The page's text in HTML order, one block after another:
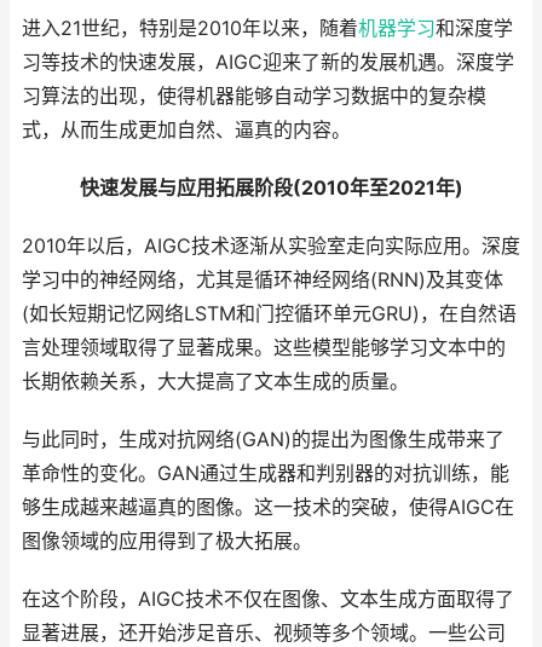
进入21世纪，特别是2010年以来，随着机器学习和深度学
习等技术的快速发展，AIGC迎来了新的发展机遇。深度学
习算法的出现，使得机器能够自动学习数据中的复杂模
式，从而生成更加自然、逼真的内容。
快速发展与应用拓展阶段(2010年至2021年)
2010年以后，AIGC技术逐渐从实验室走向实际应用。深度
学习中的神经网络，尤其是循环神经网络(RNN)及其变体
(如长短期记忆网络LSTM和门控循环单元GRU)，在自然语
言处理领域取得了显著成果。这些模型能够学习文本中的
长期依赖关系，大大提高了文本生成的质量。
与此同时，生成对抗网络(GAN)的提出为图像生成带来了
革命性的变化。GAN通过生成器和判别器的对抗训练，能
够生成越来越逼真的图像。这一技术的突破，使得AIGC在
图像领域的应用得到了极大拓展。
在这个阶段，AIGC技术不仅在图像、文本生成方面取得了
显著进展，还开始涉足音乐、视频等多个领域。一些公司